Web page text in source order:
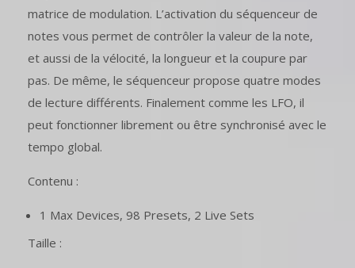
matrice de modulation. L’activation du séquenceur de
notes vous permet de contrôler la valeur de la note,
et aussi de la vélocité, la longueur et la coupure par
pas. De même, le séquenceur propose quatre modes
de lecture différents. Finalement comme les LFO, il
peut fonctionner librement ou être synchronisé avec le
tempo global.
Contenu :
1 Max Devices, 98 Presets, 2 Live Sets
Taille :